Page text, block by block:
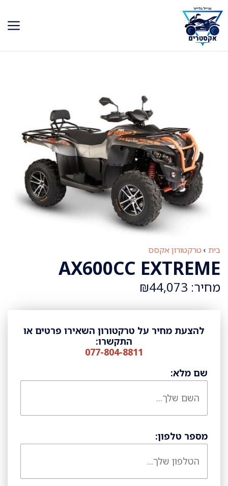
לדלג
לתוכן
בית › טרקטורון אקסס
AX600CC EXTREME
מחיר: ₪44,073
להצעת מחיר על טרקטורון השאירו פרטים או
התקשרו:
077-804-8811
שם מלא:
מספר טלפון: